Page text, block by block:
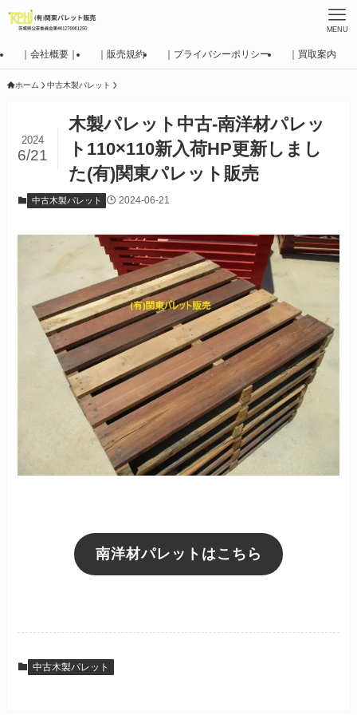
MENU
｜会社概要｜ ｜販売規約 ｜プライバシーポリシー ｜買取案内
ホーム 中古木製パレット
木製パレット中古-南洋材パレッ
ト110×110新入荷HP更新しまし
た(有)関東パレット販売
2024
6/21
中古木製パレット 2024-06-21
南洋材パレットはこちら
中古木製パレット